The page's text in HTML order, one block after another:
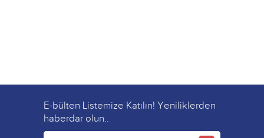
E-bülten Listemize Katılın! Yeniliklerden
haberdar olun..